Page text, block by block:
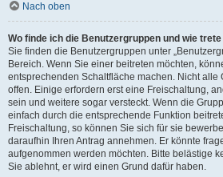
Nach oben
Wo finde ich die Benutzergruppen und wie
Sie finden die Benutzergruppen unter
Bereich. Wenn Sie einer beitreten möchten,
entsprechenden Schaltfläche machen. Nicht alle
offen. Einige erfordern erst eine Freischaltung,
sein und weitere sogar versteckt. Wenn die
einfach durch die entsprechende Funktion
Freischaltung, so können Sie sich für sie
daraufhin Ihren Antrag annehmen. Er könnte
aufgenommen werden möchten. Bitte belästige
Sie ablehnt, er wird einen Grund dafür haben.